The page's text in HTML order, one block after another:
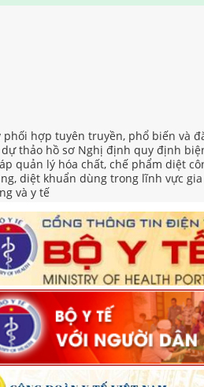
thảo hồ sơ Nghị định quy định
quản lý hóa chất, chế phẩm diệt
diệt khuẩn dùng trong lĩnh vực gia
và y tế
định ban hành Thể lệ cuộc thi Sản
phát thanh, truyền hình về gương
công tác phòng bệnh năm 2026
khai Tuần lễ thế giới nuôi con bằng
năm 2026
việc triển khai hoạt động hưởng ứng
giới phòng, chống mua bán người" và
toàn dân phòng, chống mua bán
2026
định Phê duyệt Kế hoạch triển
vụ khám sức khoẻ định kỳ hoặc
lọc miễn phí ít nhất mỗi năm một